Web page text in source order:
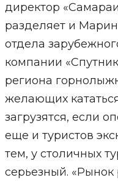
директор
разделяет и
отдела
компании
региона
желающих
загрузятся, если
еще и туристов
тем, у столичных
серьезный. «Рынок